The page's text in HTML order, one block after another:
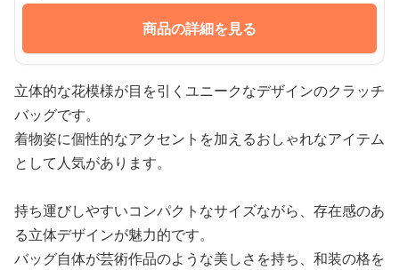
商品の詳細を見る
立体的な花模様が目を引くユニークなデザインのクラッチ
バッグです。
着物姿に個性的なアクセントを加えるおしゃれなアイテム
として人気があります。
持ち運びしやすいコンパクトなサイズながら、存在感のあ
る立体デザインが魅力的です。
バッグ自体が芸術作品のような美しさを持ち、和装の格を